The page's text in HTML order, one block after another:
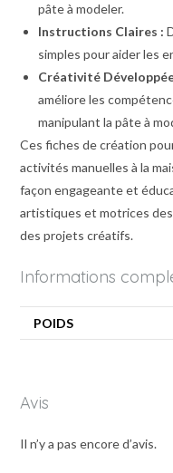
pâte à modeler.
Instructions Claires :
simples pour aider les
Créativité
améliore les
manipulant la pâte à
Ces fiches de création
activités manuelles à la
façon engageante et
artistiques et motrices
des projets créatifs.
Informations
POIDS
Avis
Il n’y a pas encore d’avis.